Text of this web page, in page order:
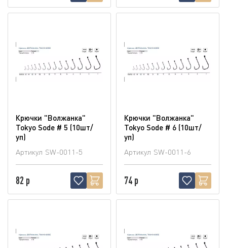
Крючки "Волжанка"
Tokyo Sode # 5 (10шт/
уп)
Артикул SW-0011-5
82 р
Крючки "Волжанка"
Tokyo Sode # 6 (10шт/
уп)
Артикул SW-0011-6
74 р